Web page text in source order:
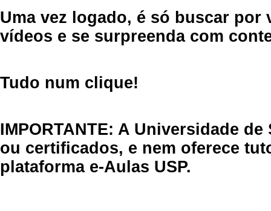
Uma vez logado, é só buscar por
vídeos e se surpreenda com
Tudo num clique!
IMPORTANTE: A Universidade
ou certificados, e nem oferece
plataforma e-Aulas USP.